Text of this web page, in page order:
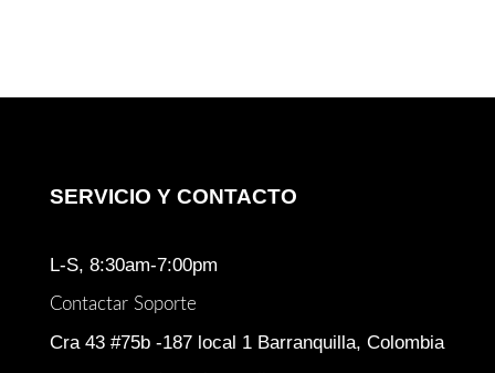
SERVICIO Y CONTACTO
L-S, 8:30am-7:00pm
Contactar Soporte
Cra 43 #75b -187 local 1 Barranquilla, Colombia